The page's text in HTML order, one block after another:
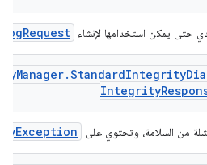
حتى يمكن استخدامها لإنشاء
Manager.StandardIntegrity
Integrity
من السلامة، وتحتوي على